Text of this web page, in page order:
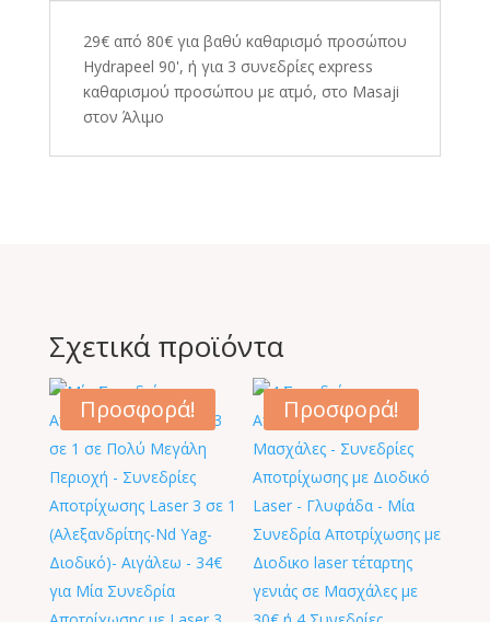
29€ από 80€ για βαθύ καθαρισμό προσώπου
Hydrapeel 90', ή για 3 συνεδρίες express
καθαρισμού προσώπου με ατμό, στο Masaji
στον Άλιμο
Σχετικά προϊόντα
Προσφορά! Προσφορά!